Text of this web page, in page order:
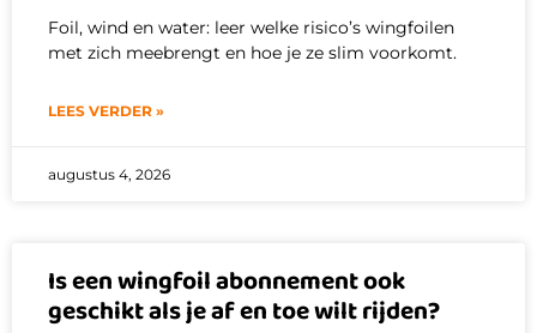
Foil, wind en water: leer welke risico’s wingfoilen
met zich meebrengt en hoe je ze slim voorkomt.
LEES VERDER »
augustus 4, 2026
Is een wingfoil abonnement ook
geschikt als je af en toe wilt rijden?